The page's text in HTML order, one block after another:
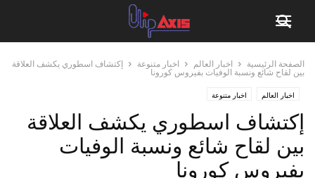
الصفحة الرئيسية اخبار العالم اخبار متنوعة
إكتشاف اسطوري يكشف العلاقة
بين لقاح شائع ونسبة الوفيات بفيروس كورونا
اخبار العالم اخبار متنوعة
إكتشاف اسطوري يكشف العلاقة
بين لقاح شائع ونسبة الوفيات
بفيروس كورونا